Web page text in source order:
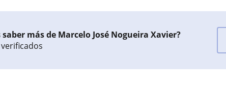
saber más de Marcelo José Nogueira Xavier?